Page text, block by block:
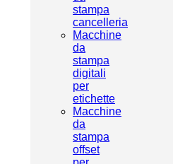
stampa
cancelleria
Macchine
da
stampa
digitali
per
etichette
Macchine
da
stampa
offset